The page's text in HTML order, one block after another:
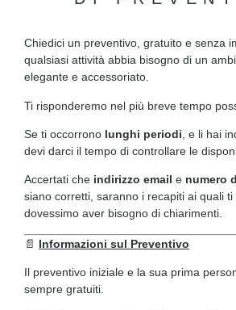
Chiedici un preventivo, gratuito e senza
qualsiasi attività abbia bisogno di un
elegante e accessoriato.
Ti risponderemo nel più breve tempo
Se ti occorrono lunghi periodi , e li hai
devi darci il tempo di controllare le
Accertati che indirizzo email e numero
siano corretti, saranno i recapiti ai quali
dovessimo aver bisogno di chiarimenti.
📄 Informazioni sul Preventivo
Il preventivo iniziale e la sua prima
sempre gratuiti.